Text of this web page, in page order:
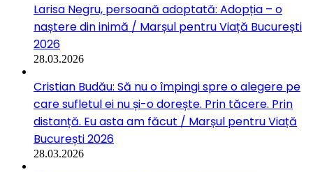
Larisa Negru, persoană adoptată: Adopția – o
naștere din inimă / Marșul pentru Viață București
2026
28.03.2026
Cristian Budău: Să nu o împingi spre o alegere pe
care sufletul ei nu și-o dorește. Prin tăcere. Prin
distanță. Eu asta am făcut / Marșul pentru Viață
București 2026
28.03.2026